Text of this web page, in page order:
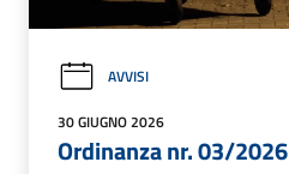
AVVISI
30 GIUGNO 2026
Ordinanza nr. 03/2026